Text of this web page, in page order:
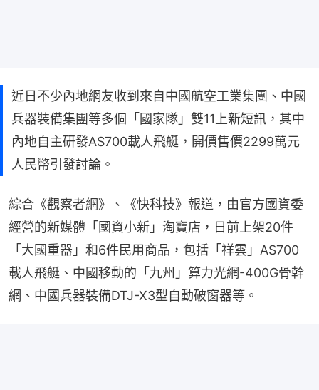
近日不少內地網友收到來自中國航空工業集團、中國
兵器裝備集團等多個「國家隊」雙11上新短訊，其中
內地自主研發AS700載人飛艇，開價售價2299萬元
人民幣引發討論。
綜合《觀察者網》、《快科技》報道，由官方國資委
經營的新媒體「國資小新」淘寶店，日前上架20件
「大國重器」和6件民用商品，包括「祥雲」AS700
載人飛艇、中國移動的「九州」算力光網-400G骨幹
網、中國兵器裝備DTJ-X3型自動破窗器等。